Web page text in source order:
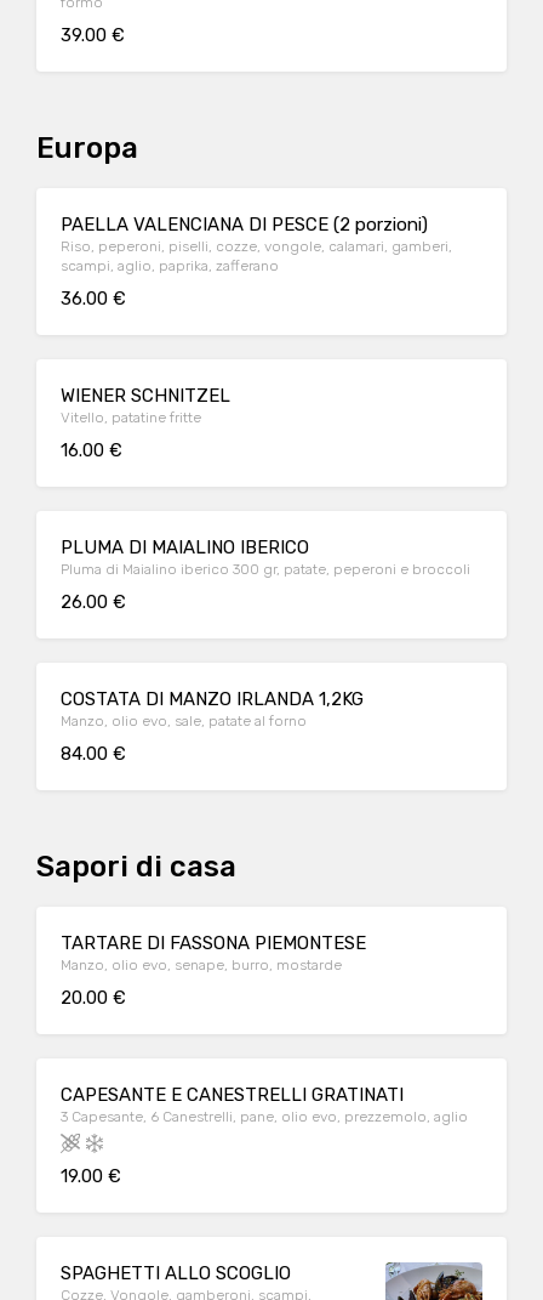
39.00 €
Europa
PAELLA VALENCIANA DI PESCE (2 porzioni)
Riso, peperoni, piselli, cozze, vongole, calamari, gamberi,
scampi, aglio, paprika, zafferano
36.00 €
WIENER SCHNITZEL
Vitello, patatine fritte
16.00 €
PLUMA DI MAIALINO IBERICO
Pluma di Maialino iberico 300 gr, patate, peperoni e broccoli
26.00 €
COSTATA DI MANZO IRLANDA 1,2KG
Manzo, olio evo, sale, patate al forno
84.00 €
Sapori di casa
TARTARE DI FASSONA PIEMONTESE
Manzo, olio evo, senape, burro, mostarde
20.00 €
CAPESANTE E CANESTRELLI GRATINATI
3 Capesante, 6 Canestrelli, pane, olio evo, prezzemolo, aglio
19.00 €
SPAGHETTI ALLO SCOGLIO
Cozze, Vongole, gamberoni, scampi,